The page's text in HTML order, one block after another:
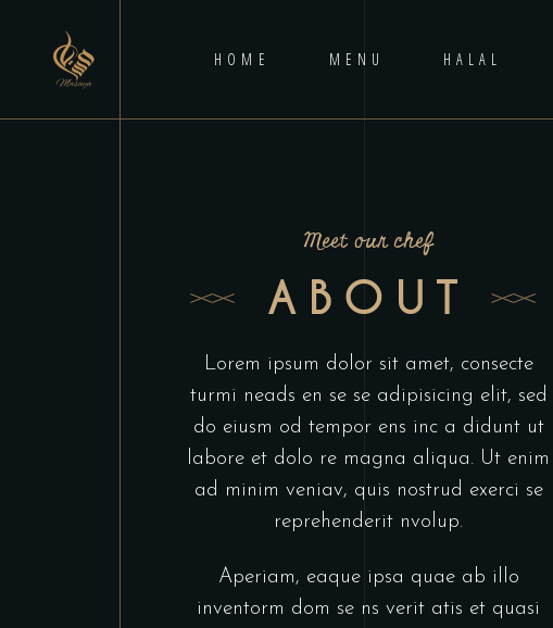
HOME MENU HALAL
Meet our chef
ABOUT
Lorem ipsum dolor sit amet, consecte
turmi neads en se se adipisicing elit, sed
do eiusm od tempor ens inc a didunt ut
labore et dolo re magna aliqua. Ut enim
ad minim veniav, quis nostrud exerci se
reprehenderit nvolup.
Aperiam, eaque ipsa quae ab illo
inventorm dom se ns verit atis et quasi